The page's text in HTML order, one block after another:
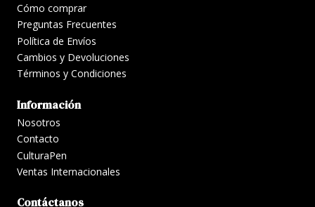
Cómo comprar
Preguntas Frecuentes
Política de Envíos
Cambios y Devoluciones
Términos y Condiciones
Información
Nosotros
Contacto
CulturaPen
Ventas Internacionales
Contáctanos